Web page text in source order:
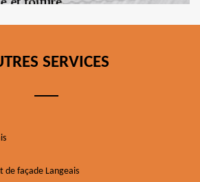
SERVICES
de façade Langeais